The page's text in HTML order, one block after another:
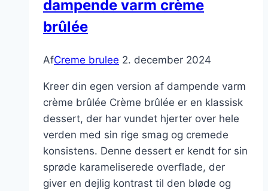
dampende varm crème
brûlée
AfCreme brulee 2. december 2024
Kreer din egen version af dampende varm
crème brûlée Crème brûlée er en klassisk
dessert, der har vundet hjerter over hele
verden med sin rige smag og cremede
konsistens. Denne dessert er kendt for sin
sprøde karameliserede overflade, der
giver en dejlig kontrast til den bløde og